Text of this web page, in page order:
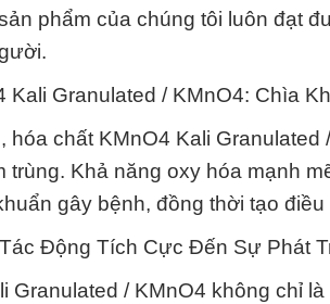
phẩm của chúng tôi luôn đạt
Kali Granulated / KMnO4: Chìa
hóa chất KMnO4 Kali
trùng. Khả năng oxy hóa mạnh
gây bệnh, đồng thời tạo
Động Tích Cực Đến Sự Phát
Granulated / KMnO4 không chỉ